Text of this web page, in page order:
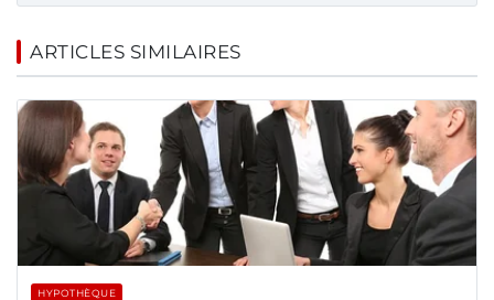
ARTICLES SIMILAIRES
HYPOTHÈQUE